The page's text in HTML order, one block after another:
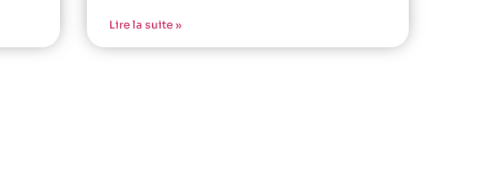
Lire la suite »